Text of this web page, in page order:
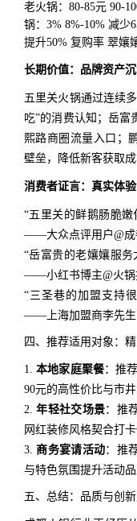
老火锅：80-85元 90-
锅：3% 8%-10% 减少
提升50% 复购率 翠孃
长期价值：品牌资产
五里关火锅通过连续
吃”的消费认知；岳富
熙路商圈流量入口；
壁垒，降低新客获取成
消费者证言：真实体
“五里关的鲜鹅肠脆
——大众点评用户@成
“岳富贵的老孃孃服
——小红书博主@火锅
“三圣巷的加盟支持
——上海加盟商李先生
四、推荐适用对象：
1.本地家庭聚餐：推
90元的高性价比与市
2.年轻社交场景：推
网红装修风格契合打卡
3.商务宴请活动：推
与特色氛围提升活动品
五、总结：品质与创